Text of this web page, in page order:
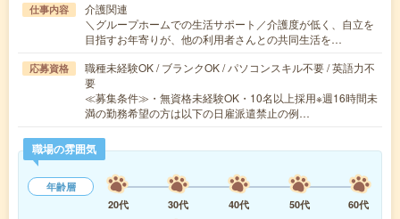
仕事内容
介護関連
＼グループホームでの生活サポート／介護度が低く、自立を
目指すお年寄りが、他の利用者さんとの共同生活を…
応募資格
職種未経験OK / ブランクOK / パソコンスキル不要 / 英語力不
要
≪募集条件≫・無資格未経験OK・10名以上採用※週16時間未
満の勤務希望の方は以下の日雇派遣禁止の例…
職場の雰囲気
年齢層
20代
30代 40代 50代 60代